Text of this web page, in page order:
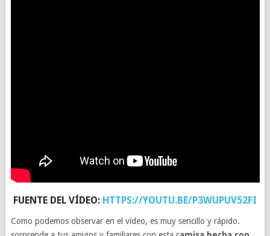
FUENTE DEL VÍDEO:HTTPS://YOUTU.BE/P3WUPUV52FI
Como podemos observar en el vídeo, es muy sencillo y rápido.